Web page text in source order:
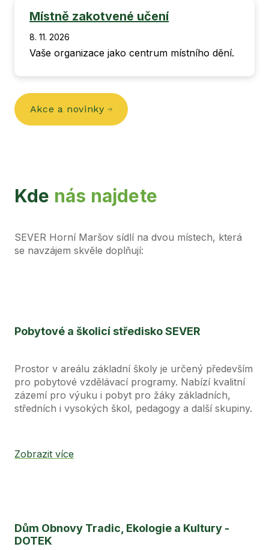
Místně zakotvené učení
8. 11. 2026
Vaše organizace jako centrum místního dění.
Akce a novinky
Kde nás najdete
SEVER Horní Maršov sídlí na dvou místech, která
se navzájem skvěle doplňují:
Pobytové a školicí středisko SEVER
Prostor v areálu základní školy je určený především
pro pobytové vzdělávací programy. Nabízí kvalitní
zázemí pro výuku i pobyt pro žáky základních,
středních i vysokých škol, pedagogy a další skupiny.
Zobrazit více
Dům Obnovy Tradic, Ekologie a Kultury -
DOTEK